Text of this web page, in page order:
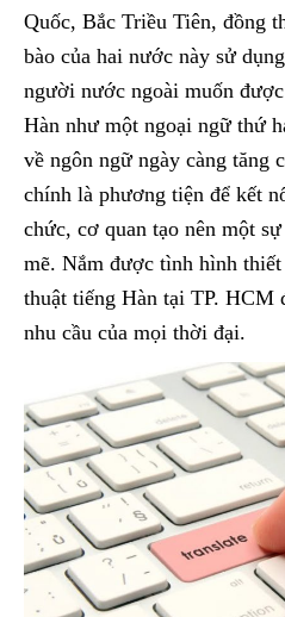
Quốc, Bắc Triều Tiên, đồng
bào của hai nước này sử
người nước ngoài muốn
Hàn như một ngoại ngữ thứ
về ngôn ngữ ngày càng tăng
chính là phương tiện để kết
chức, cơ quan tạo nên một
mẽ. Nắm được tình hình
thuật tiếng Hàn tại TP. HCM
nhu cầu của mọi thời đại.